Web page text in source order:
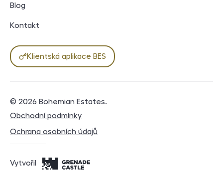
Blog
Kontakt
Klientská aplikace BES
© 2026 Bohemian Estates.
Právní dokumenty
Obchodní podmínky
Ochrana osobních údajů
Vytvořil